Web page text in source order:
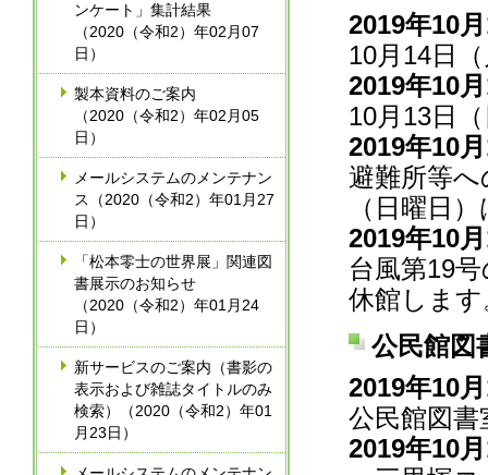
ンケート」集計結果
（2020（令和2）年02月07
日）
製本資料のご案内
（2020（令和2）年02月05
日）
メールシステムのメンテナン
ス（2020（令和2）年01月27
日）
「松本零士の世界展」関連図
書展示のお知らせ
（2020（令和2）年01月24
日）
新サービスのご案内（書影の
表示および雑誌タイトルのみ
検索）（2020（令和2）年01
月23日）
2019年10
10月14日
2019年10
10月13日
2019年10
避難所等
（日曜日
2019年10
台風第19
休館します
公民館図
2019年10
公民館図
2019年10